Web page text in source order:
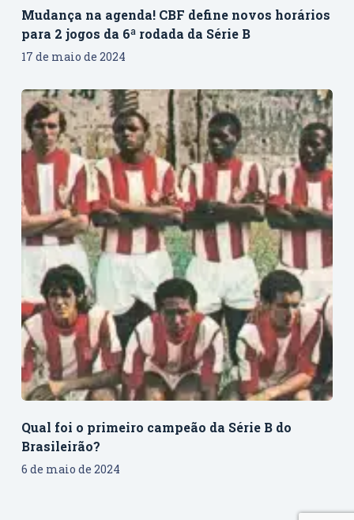
Mudança na agenda! CBF define novos horários
para 2 jogos da 6ª rodada da Série B
17 de maio de 2024
Qual foi o primeiro campeão da Série B do
Brasileirão?
6 de maio de 2024